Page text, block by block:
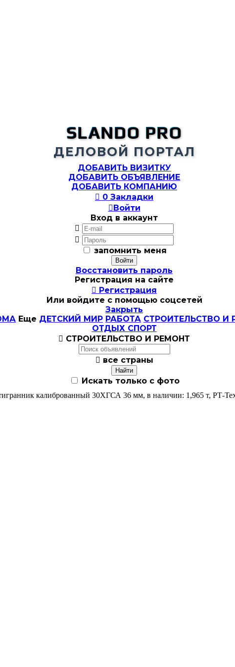
SLANDO PRO
ДЕЛОВОЙ ПОРТАЛ
ДОБАВИТЬ ВИЗИТКУ
ДОБАВИТЬ ОБЪЯВЛЕНИЕ
ДОБАВИТЬ КОМПАНИЮ
 0 Закладки
Войти
Вход в аккаунт


запомнить меня
Восстановить пароль
Регистрация на сайте
 Регистрация
Или войдите с помощью соцсетей
Закрыть
Еще ДЕТСКИЙ МИР РАБОТА СТРОИТЕЛЬСТВО И
ОТДЫХ СПОРТ
 СТРОИТЕЛЬСТВО И РЕМОНТ
 все страны
Искать только с фото
калиброванный 30ХГСА 36 мм, в наличии: 1,965 т, РТ-